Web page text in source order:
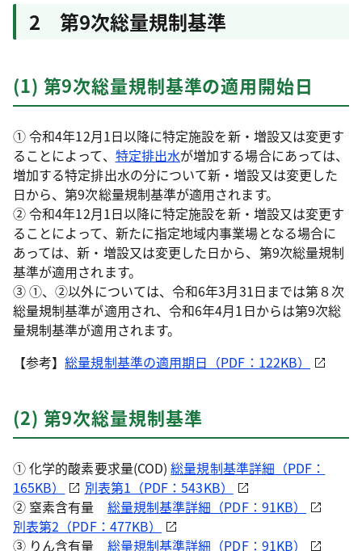
2 第9次総量規制基準
(1) 第9次総量規制基準の適用開始日
① 令和4年12月1日以降に特定施設を新・増設又は変更す
ることによって、 特定排出水が増加する場合にあっては、
増加する特定排出水の分について新・増設又は変更した
日から、第9次総量規制基準が適用されます。
② 令和4年12月1日以降に特定施設を新・増設又は変更す
ることによって、新たに指定地域内事業場となる場合に
あっては、新・増設又は変更した日から、第9次総量規制
基準が適用されます。
③ ①、②以外については、令和6年3月31日までは第８次
総量規制基準が適用され、令和6年4月1日からは第9次総
量規制基準が適用されます。
【参考】総量規制基準の適用期日（PDF：122KB）
(2) 第9次総量規制基準
① 化学的酸素要求量(COD)総量規制基準詳細（PDF：
165KB）
別表第1（PDF：543KB）
② 窒素含有量 総量規制基準詳細（PDF：91KB）
別表第2（PDF：477KB）
③ りん含有量 総量規制基準詳細（PDF：91KB）